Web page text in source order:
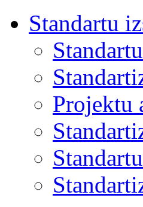
Standartu
Projektu